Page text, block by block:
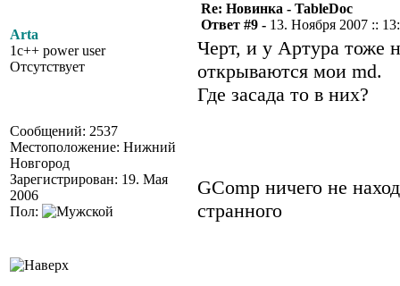
Arta
1c++ power user
Отсутствует
Сообщений: 2537
Местоположение: Нижний
Новгород
Зарегистрирован: 19. Мая
2006
Пол:
Re: Новинка - TableDoc
Ответ #9 - 13. Ноября 2007 ::
Черт, и у Артура тоже
открываются мои md.
Где засада то в них?
GComp ничего не
странного